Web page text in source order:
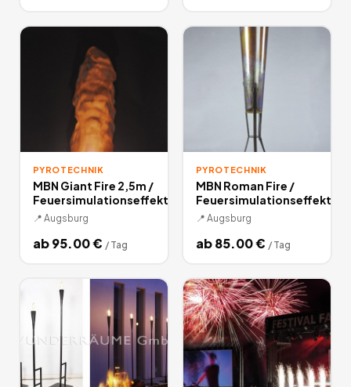
PYROTECHNIK
MBN Giant Fire 2,5m /
Feuersimulationseffekt
📍 Augsburg
ab95.00€ / Tag
PYROTECHNIK
MBN Roman Fire /
Feuersimulationseffekt
📍 Augsburg
ab85.00€ / Tag